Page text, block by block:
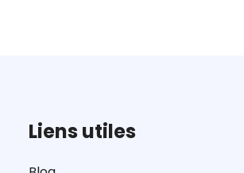
Liens utiles